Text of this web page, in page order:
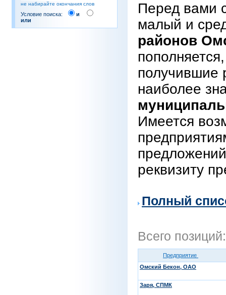
не набирайте окончания слов
Условие поиска:
и
или
Перед вами
малый и
районов
получившие
наиболее
Имеется
реквизиту
Полный
Всего
Предприятие
Омский Бекон, ОАО
Заря, СПМК